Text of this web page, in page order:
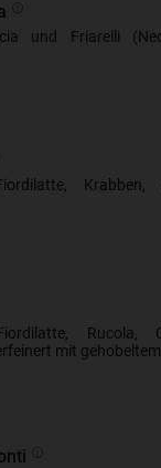
und Friarelli
Krabben,
Rucola,
mit